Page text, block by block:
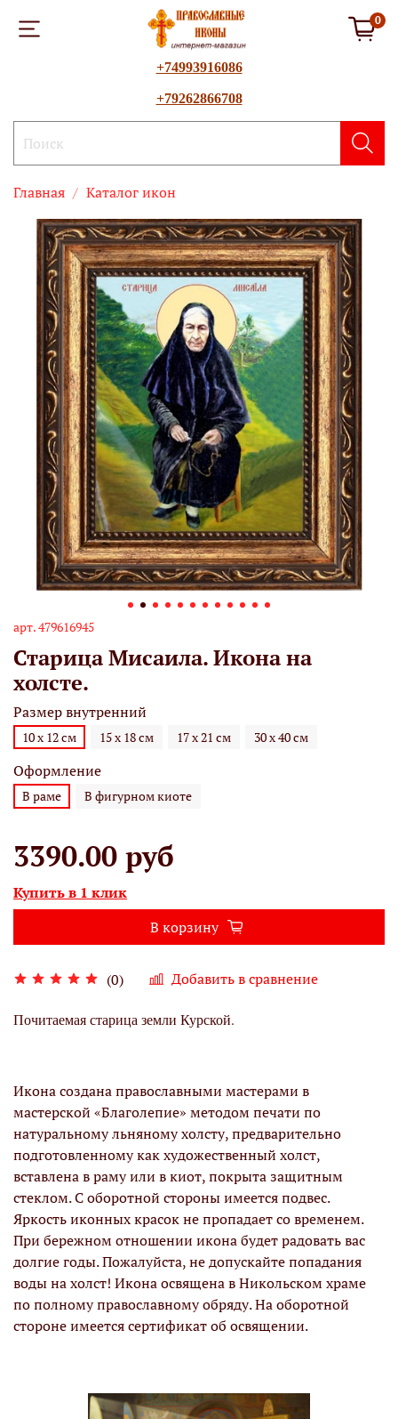
0
+74993916086
+79262866708
Главная Каталог икон
арт.479616945
Старица Мисаила. Икона на
холсте.
(0) Добавить в сравнение
Размер внутренний
10 х 12 см 15 х 18 см 17 х 21 см 30 х 40 см
Оформление
В раме В фигурном киоте
3390.00 руб
Купить в 1 клик
В корзину
Почитаемая старица земли Курской.
Икона создана православными мастерами в
мастерской «Благолепие» методом печати по
натуральному льняному холсту, предварительно
подготовленному как художественный холст,
вставлена в раму или в киот, покрыта защитным
стеклом. С оборотной стороны имеется подвес.
Яркость иконных красок не пропадает со временем.
При бережном отношении икона будет радовать вас
долгие годы. Пожалуйста, не допускайте попадания
воды на холст! Икона освящена в Никольском храме
по полному православному обряду. На оборотной
стороне имеется сертификат об освящении.